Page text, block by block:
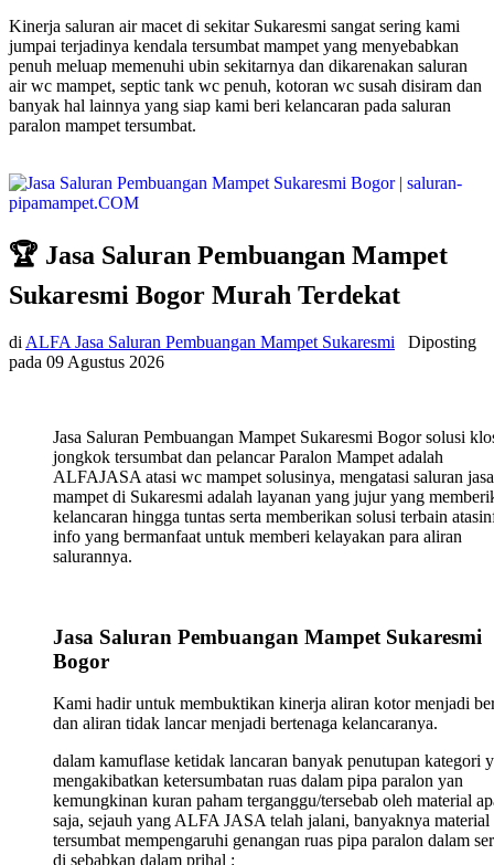
Kinerja saluran air macet di sekitar Sukaresmi sangat sering kami
jumpai terjadinya kendala tersumbat mampet yang menyebabkan
penuh meluap memenuhi ubin sekitarnya dan dikarenakan saluran
air wc mampet, septic tank wc penuh, kotoran wc susah disiram dan
banyak hal lainnya yang siap kami beri kelancaran pada saluran
paralon mampet tersumbat.
🏆 Jasa Saluran Pembuangan Mampet
Sukaresmi Bogor Murah Terdekat
di ALFA Jasa Saluran Pembuangan Mampet Sukaresmi
Diposting
pada 09 Agustus 2026
Jasa Saluran Pembuangan Mampet Sukaresmi Bogor solusi
jongkok tersumbat dan pelancar Paralon Mampet adalah
ALFAJASA atasi wc mampet solusinya, mengatasi saluran jasa
mampet di Sukaresmi adalah layanan yang jujur yang
kelancaran hingga tuntas serta memberikan solusi terbain
info yang bermanfaat untuk memberi kelayakan para aliran
salurannya.
Jasa Saluran Pembuangan Mampet Sukaresmi
Bogor
Kami hadir untuk membuktikan kinerja aliran kotor menjadi
dan aliran tidak lancar menjadi bertenaga kelancaranya.
dalam kamuflase ketidak lancaran banyak penutupan kategori
mengakibatkan ketersumbatan ruas dalam pipa paralon yan
kemungkinan kuran paham terganggu/tersebab oleh material
saja, sejauh yang ALFA JASA telah jalani, banyaknya material
tersumbat mempengaruhi genangan ruas pipa paralon dalam
di sebabkan dalam prihal :